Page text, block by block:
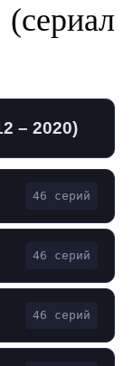
– 2020)
46 серий
46 серий
46 серий